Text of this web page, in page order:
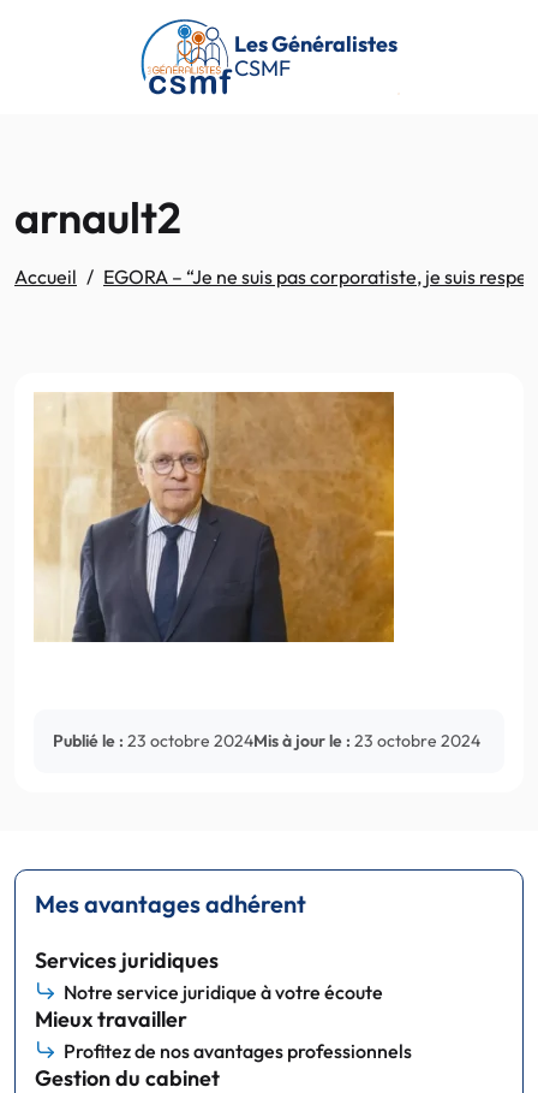
Passer au contenu principal
Les Généralistes
CSMF
arnault2
Accueil EGORA – “Je ne suis pas corporatiste, je suis
Publié le : 23 octobre 2024Mis à jour le : 23 octobre 2024
Mes avantages adhérent
Services juridiques
Notre service juridique à votre écoute
Mieux travailler
Profitez de nos avantages professionnels
Gestion du cabinet